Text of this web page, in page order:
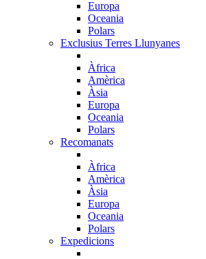
Europa
Oceania
Polars
Exclusius Terres Llunyanes
Àfrica
Amèrica
Àsia
Europa
Oceania
Polars
Recomanats
Àfrica
Amèrica
Àsia
Europa
Oceania
Polars
Expedicions